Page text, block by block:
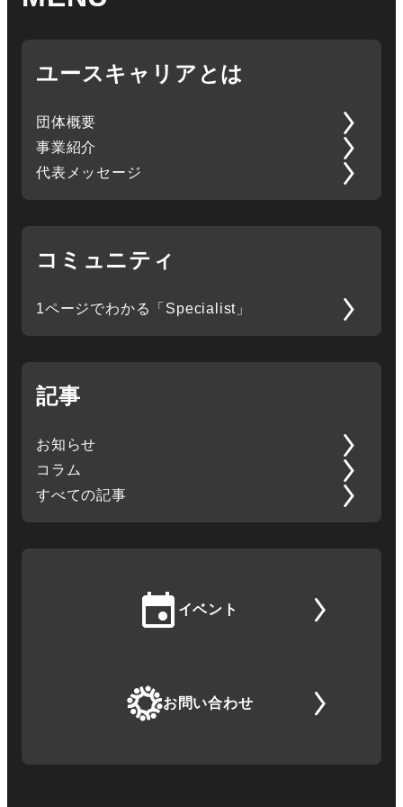
ユースキャリアとは
団体概要
事業紹介
代表メッセージ
コミュニティ
1ページでわかる「Specialist」
記事
お知らせ
コラム
すべての記事
イベント
お問い合わせ